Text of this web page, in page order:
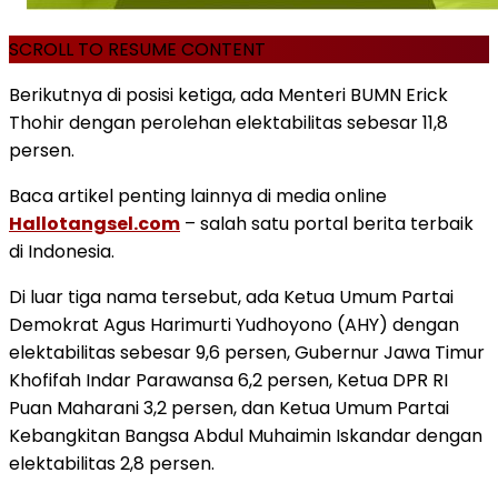
SCROLL TO RESUME CONTENT
Berikutnya di posisi ketiga, ada Menteri BUMN Erick
Thohir dengan perolehan elektabilitas sebesar 11,8
persen.
Baca artikel penting lainnya di media online
Hallotangsel.com – salah satu portal berita terbaik
di Indonesia.
Di luar tiga nama tersebut, ada Ketua Umum Partai
Demokrat Agus Harimurti Yudhoyono (AHY) dengan
elektabilitas sebesar 9,6 persen, Gubernur Jawa Timur
Khofifah Indar Parawansa 6,2 persen, Ketua DPR RI
Puan Maharani 3,2 persen, dan Ketua Umum Partai
Kebangkitan Bangsa Abdul Muhaimin Iskandar dengan
elektabilitas 2,8 persen.